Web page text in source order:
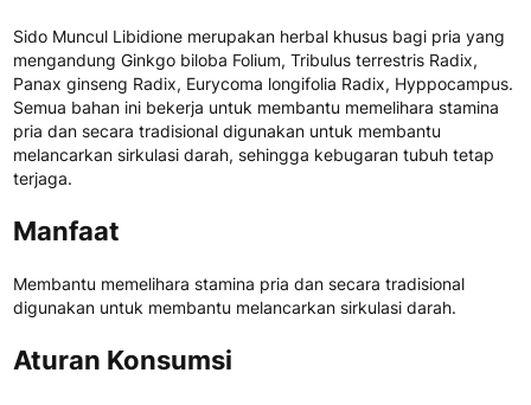
Sido Muncul Libidione merupakan herbal khusus bagi pria yang
mengandung Ginkgo biloba Folium, Tribulus terrestris Radix,
Panax ginseng Radix, Eurycoma longifolia Radix, Hyppocampus.
Semua bahan ini bekerja untuk membantu memelihara stamina
pria dan secara tradisional digunakan untuk membantu
melancarkan sirkulasi darah, sehingga kebugaran tubuh tetap
terjaga.
Manfaat
Membantu memelihara stamina pria dan secara tradisional
digunakan untuk membantu melancarkan sirkulasi darah.
Aturan Konsumsi